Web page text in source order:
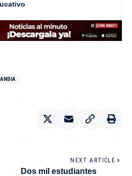
NEXT ARTICLE
Dos mil estudiantes